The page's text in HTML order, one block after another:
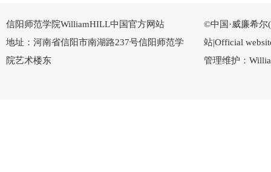
信阳师范学院WilliamHILL中国官方网站
地址：河南省信阳市南湖路237号信阳师范学
院艺术楼东
©中国·威廉希尔
站|Official
管理维护：